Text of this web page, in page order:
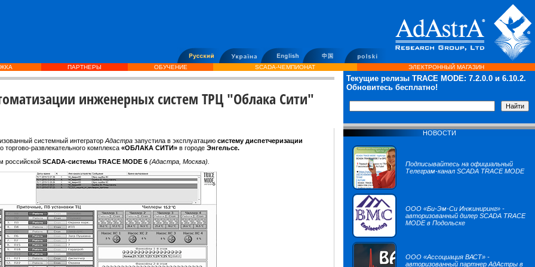
ПАРТНЕРЫ ОБУЧЕНИЕ SCADA-ЧЕМПИОНАТ ЭЛЕКТРОННЫЙ МАГАЗИН
инженерных систем ТРЦ "Облака Сити"
системный интегратор Адастра запустила в эксплуатацию систему диспетчеризации
торгово-развлекательного комплекса «ОБЛАКА СИТИ» в городе Энгельсе.
российской SCADA-системы TRACE MODE 6 (Адастра, Москва).
Текущие релизы TRACE MODE: 7.2.0.0 и 6.10.2.
Обновитесь бесплатно!
НОВОСТИ
Подписывайтесь на официальный
Телеграм-канал SCADA TRACE MODE
ООО «Би-Эм-Си Инжиниринг» -
авторизованный дилер SCADA TRACE
MODE в Подольске
ООО «Ассоциация ВАСТ» -
авторизованный партнер АдАстры в